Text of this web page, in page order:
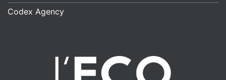
Codex Agency